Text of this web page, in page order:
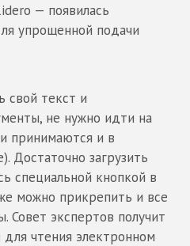
— появилась
упрощенной подачи
свой текст и
не нужно идти на
принимаются и в
Достаточно загрузить
специальной кнопкой в
можно прикрепить и все
экспертов получит
чтения электронном